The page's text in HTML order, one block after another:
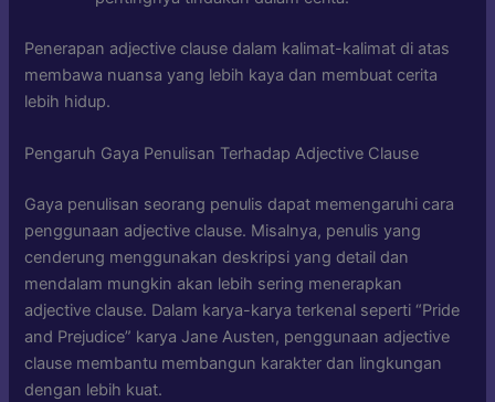
Penerapan adjective clause dalam kalimat-kalimat di atas
membawa nuansa yang lebih kaya dan membuat cerita
lebih hidup.
Pengaruh Gaya Penulisan Terhadap Adjective Clause
Gaya penulisan seorang penulis dapat memengaruhi cara
penggunaan adjective clause. Misalnya, penulis yang
cenderung menggunakan deskripsi yang detail dan
mendalam mungkin akan lebih sering menerapkan
adjective clause. Dalam karya-karya terkenal seperti “Pride
and Prejudice” karya Jane Austen, penggunaan adjective
clause membantu membangun karakter dan lingkungan
dengan lebih kuat.